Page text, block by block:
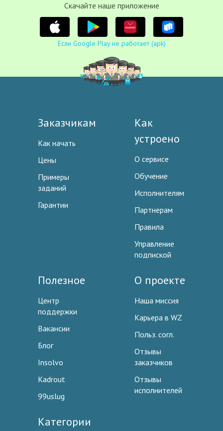
Cкачайте наше приложение
Если Google Play не работает (apk)
Заказчикам
Как начать
Цены
Примеры
заданий
Гарантии
Как
устроено
О сервисе
Обучение
Исполнителям
Партнерам
Правила
Управление
подпиской
Полезное
Центр
поддержки
Вакансии
Блог
Insolvo
Kadrout
99uslug
О проекте
Наша миссия
Карьера в WZ
Польз. согл.
Отзывы
заказчиков
Отзывы
исполнителей
Категории